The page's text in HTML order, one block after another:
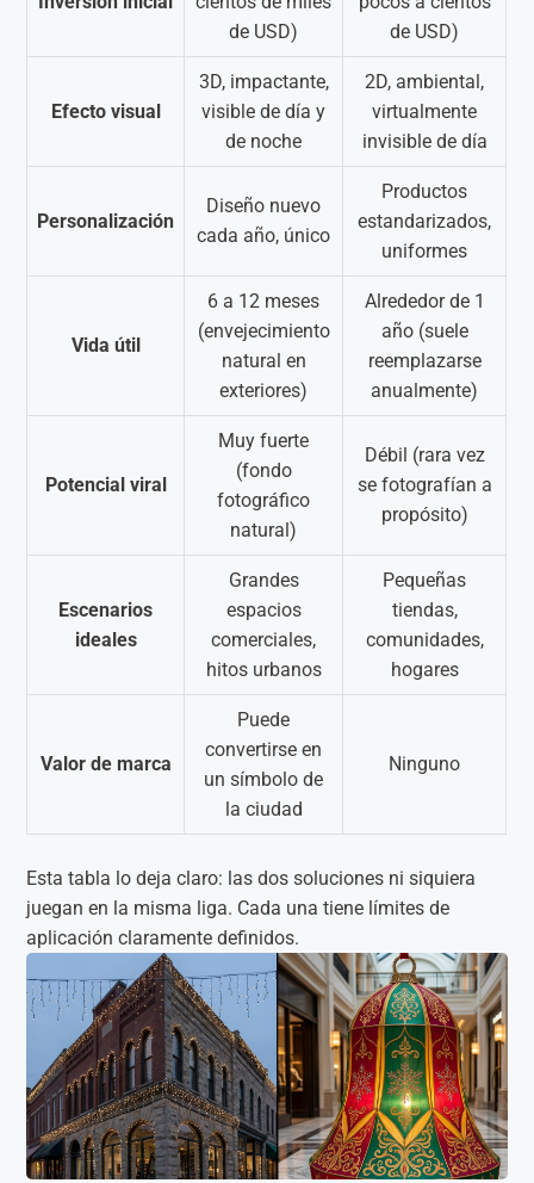
de USD)
de USD)
Efecto visual
3D, impactante,
visible de día y
de noche
2D, ambiental,
virtualmente
invisible de día
Personalización
Diseño nuevo
cada año, único
Productos
estandarizados,
uniformes
Vida útil
6 a 12 meses
(envejecimiento
natural en
exteriores)
Alrededor de 1
año (suele
reemplazarse
anualmente)
Potencial viral
Muy fuerte
(fondo
fotográfico
natural)
Débil (rara vez
se fotografían a
propósito)
Escenarios
ideales
Grandes
espacios
comerciales,
hitos urbanos
Pequeñas
tiendas,
comunidades,
hogares
Valor de marca
Puede
convertirse en
un símbolo de
la ciudad
Ninguno
Esta tabla lo deja claro: las dos soluciones ni siquiera
juegan en la misma liga. Cada una tiene límites de
aplicación claramente definidos.